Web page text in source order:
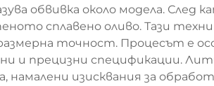
обвивка около модела. След
сплавено оливо. Тази
точност. Процесът е
и прецизни спецификации.
изисквания за